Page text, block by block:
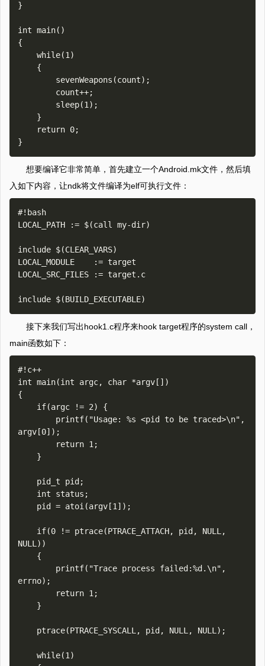
}
int main()
{
想要编译它非常简单，首先建立一个Android.mk文件，然后填
入如下内容，让ndk将文件编译为elf可执行文件：
#!bash
LOCAL_PATH := $(call my-dir)
include $(CLEAR_VARS)
LOCAL_MODULE    := target
LOCAL_SRC_FILES := target.c
接下来我们写出hook1.c程序来hook target程序的system call，
main函数如下：
#!c++
int main(int argc, char *argv[])
{
argv[0]);
NULL))
errno);